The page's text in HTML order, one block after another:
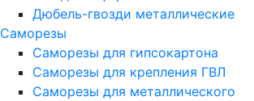
Дюбель-гвозди металлические
Саморезы
Саморезы для гипсокартона
Саморезы для крепления ГВЛ
Саморезы для металлического